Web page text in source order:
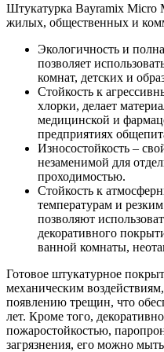
Штукатурка Bayramix Micro
жилых, общественных и
Экологичность и
позволяет
комнат, детских и
Стойкость к
хлорки, делает
медицинской и
предприятиях
Износостойкость –
незаменимой для
проходимостью.
Стойкость к
температурам и
позволяют
декоративного
ванной комнаты,
Готовое штукатурное
механическим
появлению трещин, что
лет. Кроме того,
пожаростойкостью,
загрязнения, его можно